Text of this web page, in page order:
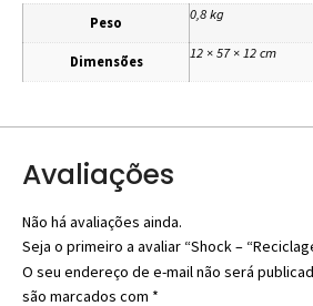
Peso
0,8 kg
Dimensões
12 × 57 × 12 cm
Avaliações
Não há avaliações ainda.
Seja o primeiro a avaliar “Shock –
O seu endereço de e-mail não será
são marcados com *